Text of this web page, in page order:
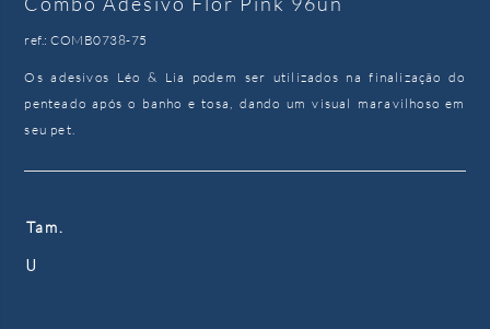
ref.: COMB0738-75
Os adesivos Léo & Lia podem ser utilizados na finalização do
penteado após o banho e tosa, dando um visual maravilhoso em
seu pet.
Tam.
U